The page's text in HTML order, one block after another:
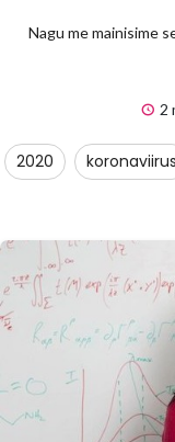
Nagu me mainisime
2
2020 koronaviirus